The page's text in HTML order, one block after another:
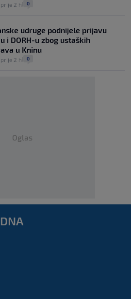
prije 2 h 0
udruge podnijele prijavu
i DORH-u zbog ustaških
u Kninu
prije 2 h 0
Oglas